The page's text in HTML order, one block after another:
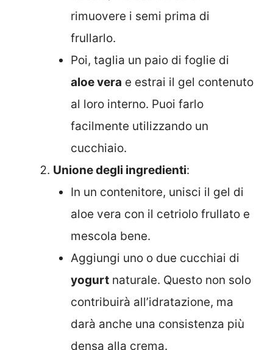
rimuovere i semi prima di
frullarlo.
Poi, taglia un paio di foglie di
aloe vera e estrai il gel contenuto
al loro interno. Puoi farlo
facilmente utilizzando un
cucchiaio.
Unione degli ingredienti:
In un contenitore, unisci il gel di
aloe vera con il cetriolo frullato e
mescola bene.
Aggiungi uno o due cucchiai di
yogurtnaturale. Questo non solo
contribuirà all’idratazione, ma
darà anche una consistenza più
densa alla crema.